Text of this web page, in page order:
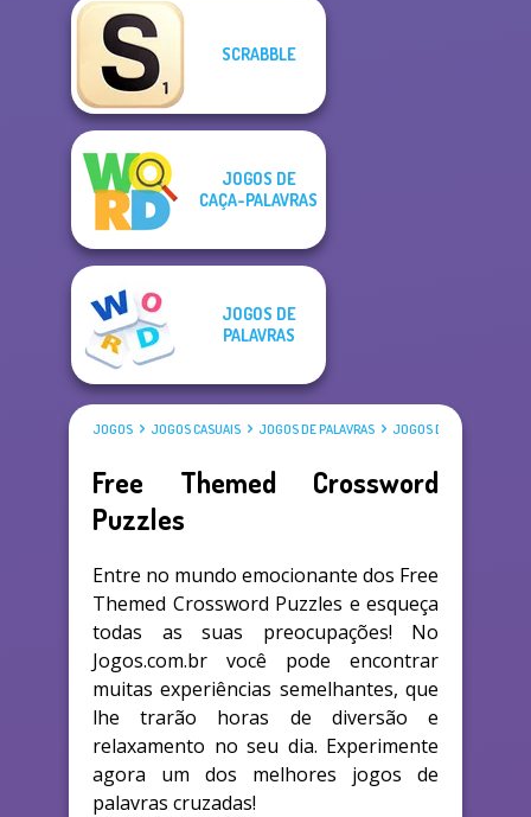
SCRABBLE
JOGOS DE
CAÇA-PALAVRAS
JOGOS DE
PALAVRAS
JOGOS JOGOS CASUAIS JOGOS DE PALAVRAS JOGOS DE PALAVRAS
Free Themed Crossword
Puzzles
Entre no mundo emocionante dos Free
Themed Crossword Puzzles e esqueça
todas as suas preocupações! No
Jogos.com.br você pode encontrar
muitas experiências semelhantes, que
lhe trarão horas de diversão e
relaxamento no seu dia. Experimente
agora um dos melhores jogos de
palavras cruzadas!